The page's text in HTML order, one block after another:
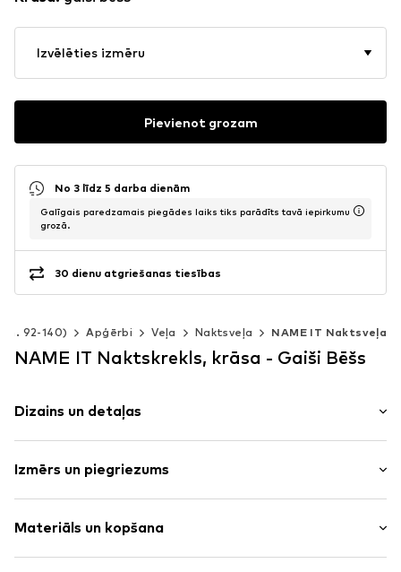
Izvēlēties izmēru
Pievienot grozam
No 3 līdz 5 darba dienām
Galīgais paredzamais piegādes laiks tiks parādīts tavā iepirkumu
grozā.
30 dienu atgriešanas tiesības
92-140) Apģērbi Veļa Naktsveļa NAME IT Naktsveļa
NAME IT Naktskrekls, krāsa - Gaiši Bēšs
Dizains un detaļas
Krekls adīts
Stepēts apakšmala/mala
Izteikts izgriezums
Izmērs un piegriezums
Materiāls un kopšana